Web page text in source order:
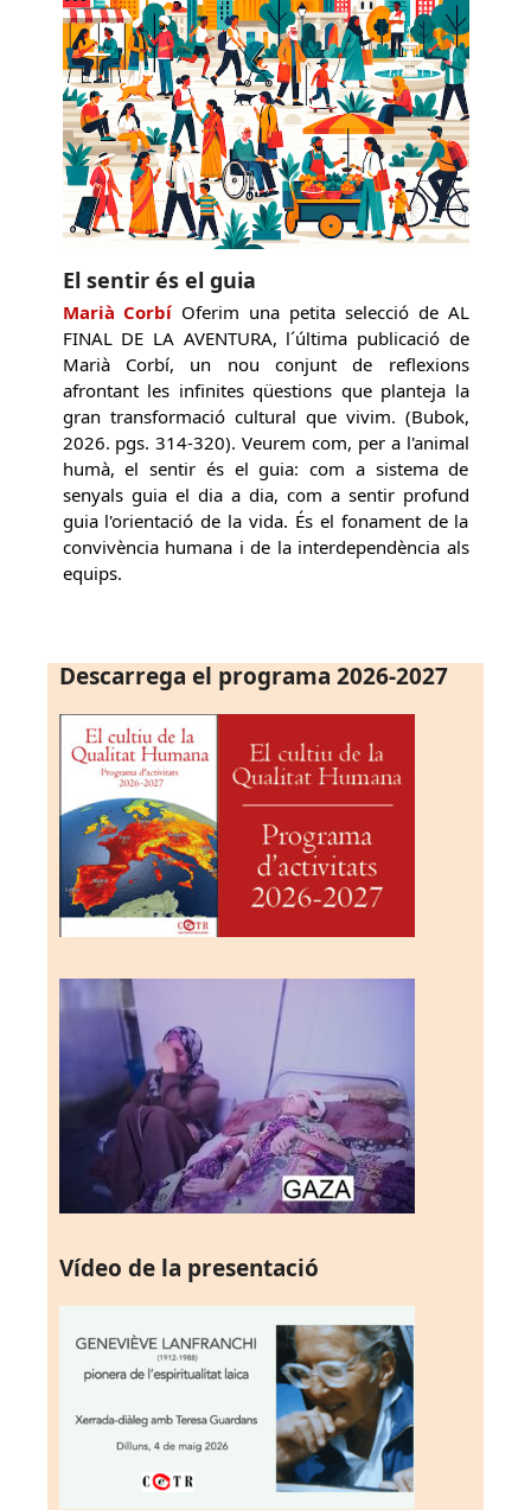
El sentir és el guia
Marià Corbí Oferim una petita selecció de AL
FINAL DE LA AVENTURA, l´última publicació de
Marià Corbí, un nou conjunt de reflexions
afrontant les infinites qüestions que planteja la
gran transformació cultural que vivim. (Bubok,
2026. pgs. 314-320). Veurem com, per a l'animal
humà, el sentir és el guia: com a sistema de
senyals guia el dia a dia, com a sentir profund
guia l'orientació de la vida. És el fonament de la
convivència humana i de la interdependència als
equips.
Descarrega el programa 2026-2027
Vídeo de la presentació